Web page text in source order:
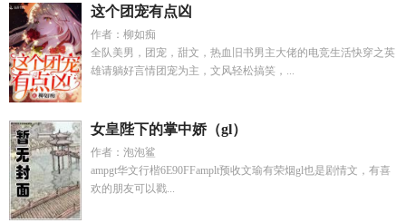
这个团宠有点凶
作者：柳如痴
全队美男，团宠，甜文，热血旧书男主大佬的电竞生活快穿之英
雄请躺好言情团宠为主，文风轻松搞笑，...
女皇陛下的掌中娇（gl）
作者：泡泡鲨
ampgt华文行楷6E90FFamplt预收文瑜有荣烟gl也是剧情文，有喜
欢的朋友可以戳...